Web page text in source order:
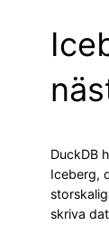
DuckDB
Iceberg,
skriva